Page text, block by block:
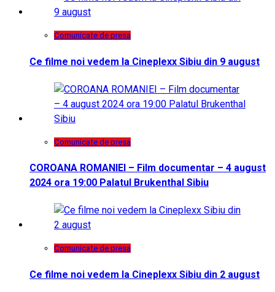
Comunicate de presa
Ce filme noi vedem la Cineplexx Sibiu din 9 august
Comunicate de presa
COROANA ROMANIEI – Film documentar – 4 august
2024 ora 19:00 Palatul Brukenthal Sibiu
Comunicate de presa
Ce filme noi vedem la Cineplexx Sibiu din 2 august